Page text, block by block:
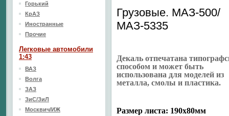
Грузовые. МАЗ-500/
МАЗ-5335
Декаль отпечатана
способом и может быть
использована для моделей из
металла, смолы и пластика.
Размер листа: 190х80мм
Горький
КрАЗ
Иностранные
Прочие
Легковые автомобили
1:43
ВАЗ
Волга
ЗАЗ
ЗиС/ЗиЛ
Москвич/ИЖ